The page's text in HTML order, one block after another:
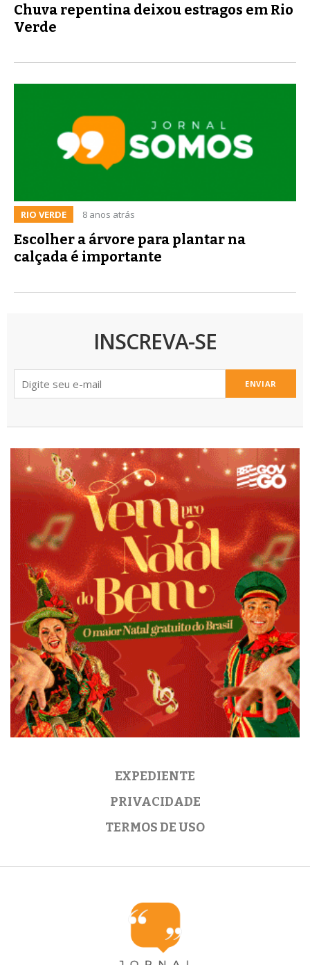
Chuva repentina deixou estragos em Rio
Verde
RIO VERDE 8 anos atrás
Escolher a árvore para plantar na
calçada é importante
INSCREVA-SE
ENVIAR
EXPEDIENTE
PRIVACIDADE
TERMOS DE USO